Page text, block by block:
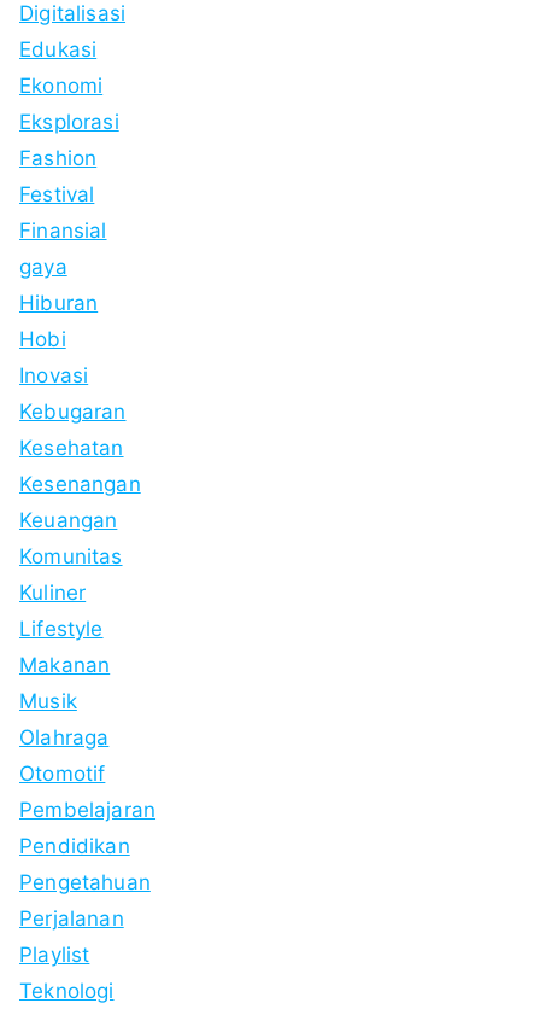
Digitalisasi
Edukasi
Ekonomi
Eksplorasi
Fashion
Festival
Finansial
gaya
Hiburan
Hobi
Inovasi
Kebugaran
Kesehatan
Kesenangan
Keuangan
Komunitas
Kuliner
Lifestyle
Makanan
Musik
Olahraga
Otomotif
Pembelajaran
Pendidikan
Pengetahuan
Perjalanan
Playlist
Teknologi